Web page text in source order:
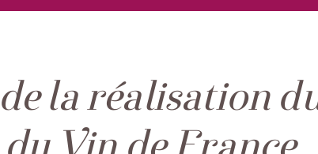
la réalisation